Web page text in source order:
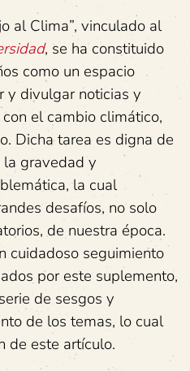
al Clima”, vinculado al
, se ha constituido
como un espacio
y divulgar noticias y
el cambio climático,
Dicha tarea es digna de
la gravedad y
la cual
desafíos, no solo
de nuestra época.
cuidadoso seguimiento
por este suplemento,
de sesgos y
de los temas, lo cual
de este artículo.